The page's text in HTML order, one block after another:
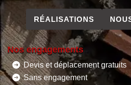
RÉALISATIONS
Nos engagements
Devis et déplacement gratuits
Sans engagement